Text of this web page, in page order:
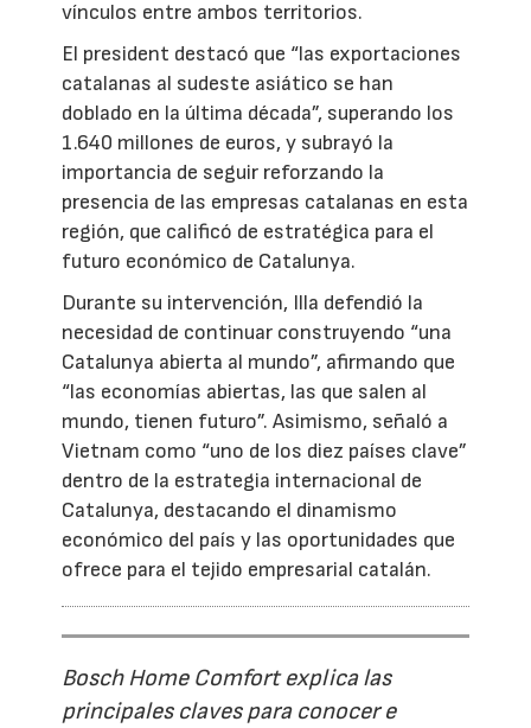
vínculos entre ambos territorios.
El president destacó que “las exportaciones
catalanas al sudeste asiático se han
doblado en la última década”, superando los
1.640 millones de euros, y subrayó la
importancia de seguir reforzando la
presencia de las empresas catalanas en esta
región, que calificó de estratégica para el
futuro económico de Catalunya.
Durante su intervención, Illa defendió la
necesidad de continuar construyendo “una
Catalunya abierta al mundo”, afirmando que
“las economías abiertas, las que salen al
mundo, tienen futuro”. Asimismo, señaló a
Vietnam como “uno de los diez países clave”
dentro de la estrategia internacional de
Catalunya, destacando el dinamismo
económico del país y las oportunidades que
ofrece para el tejido empresarial catalán.
Bosch Home Comfort explica las
principales claves para conocer e